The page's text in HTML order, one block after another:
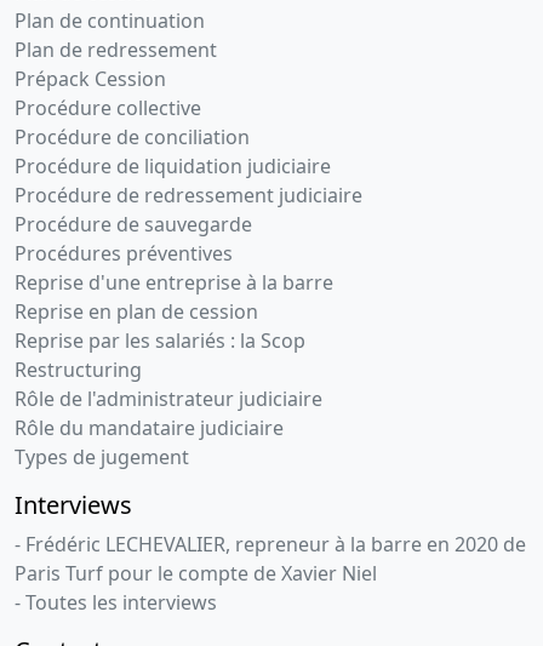
Plan de continuation
Plan de redressement
Prépack Cession
Procédure collective
Procédure de conciliation
Procédure de liquidation judiciaire
Procédure de redressement judiciaire
Procédure de sauvegarde
Procédures préventives
Reprise d'une entreprise à la barre
Reprise en plan de cession
Reprise par les salariés : la Scop
Restructuring
Rôle de l'administrateur judiciaire
Rôle du mandataire judiciaire
Types de jugement
Interviews
- Frédéric LECHEVALIER, repreneur à la barre en 2020 de
Paris Turf pour le compte de Xavier Niel
- Toutes les interviews